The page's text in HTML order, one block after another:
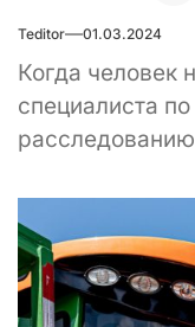
Teditor 01.03.2024
Когда человек
специалиста
аспектов,
специалиста.